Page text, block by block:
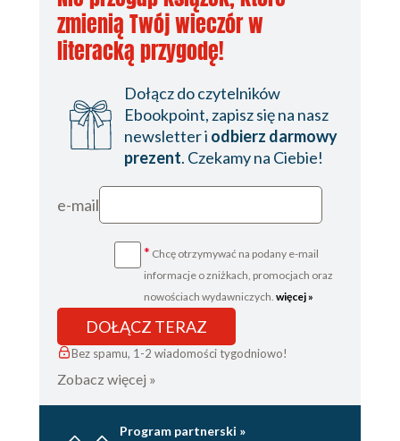
zmienią Twój wieczór w
literacką przygodę!
Dołącz do czytelników
Ebookpoint, zapisz się na nasz
newsletter i odbierz darmowy
prezent. Czekamy na Ciebie!
e-mail
* Chcę otrzymywać na podany e-mail
informacje o zniżkach, promocjach oraz
nowościach wydawniczych. więcej »
DOŁĄCZ TERAZ
Bez spamu, 1-2 wiadomości tygodniowo!
Zobacz więcej »
Program partnerski »